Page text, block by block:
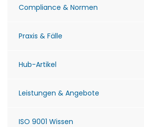
Compliance & Normen
Praxis & Fälle
Hub-Artikel
Leistungen & Angebote
ISO 9001 Wissen